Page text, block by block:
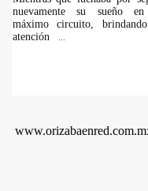
nuevamente su sueño
máximo circuito,
atención